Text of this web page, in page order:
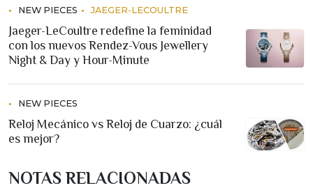
NEW PIECES JAEGER-LECOULTRE
Jaeger-LeCoultre redefine la feminidad
con los nuevos Rendez-Vous Jewellery
Night & Day y Hour-Minute
NEW PIECES
Reloj Mecánico vs Reloj de Cuarzo: ¿cuál
es mejor?
NOTAS RELACIONADAS